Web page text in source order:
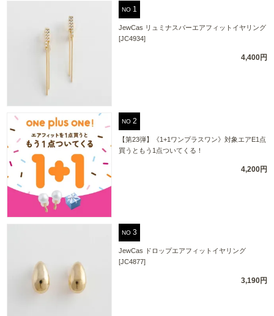
NO
JewCas リュミナスバーエアフィットイヤリング
[JC4934]
4,400円
NO
【第23弾】《1+1ワンプラスワン》対象エアE1点
買うともう1点ついてくる！
4,200円
NO
JewCas ドロップエアフィットイヤリング
[JC4877]
3,190円